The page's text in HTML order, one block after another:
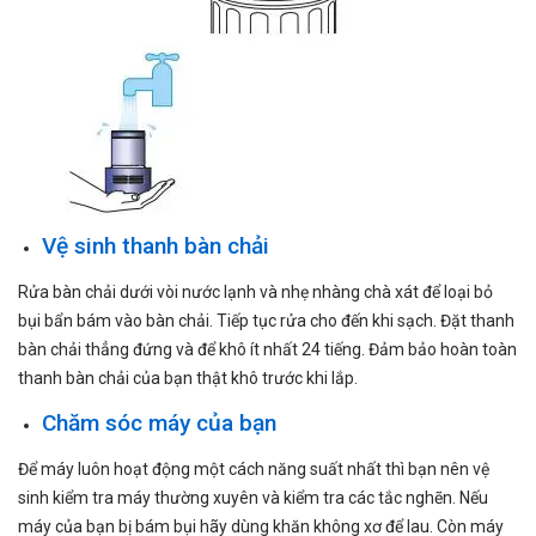
Vệ sinh thanh bàn chải
Rửa bàn chải dưới vòi nước lạnh và nhẹ nhàng chà xát để loại bỏ
bụi bẩn bám vào bàn chải. Tiếp tục rửa cho đến khi sạch. Đặt thanh
bàn chải thẳng đứng và để khô ít nhất 24 tiếng. Đảm bảo hoàn toàn
thanh bàn chải của bạn thật khô trước khi lắp.
Chăm sóc máy của bạn
Để máy luôn hoạt động một cách năng suất nhất thì bạn nên vệ
sinh kiểm tra máy thường xuyên và kiểm tra các tắc nghẽn. Nếu
máy của bạn bị bám bụi hãy dùng khăn không xơ để lau. Còn máy